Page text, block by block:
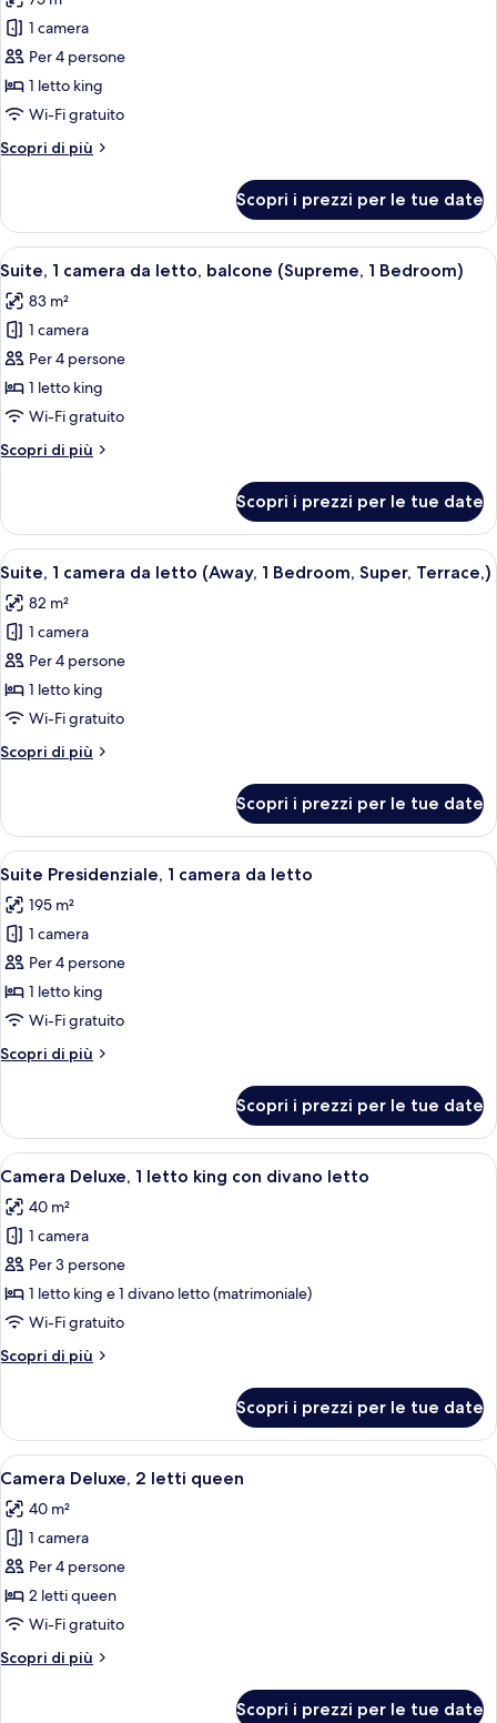
(W,
Bedroom)
le
foto
per
Suite,
1
da
Bedroom)
1 camera
Per 4 persone
1 letto king
Wi-Fi gratuito
Scopri di più
Altri
1
camera
da
(Escape
Scopri i prezzi per le tue date
Apri
tutte
le
foto
per
Suite,
1
da
(Supreme,
1
Bedroom)
Un soggiorno moderno con un
6
Suite, 1 camera da letto, balcone (Supreme, 1 Bedroom)
83 m²
1 camera
Per 4 persone
1 letto king
Wi-Fi gratuito
Scopri di più
Altri
1
camera
da
balcone
(Supreme,
Bedroom)
Scopri i prezzi per le tue date
Apri
tutte
le
foto
per
Suite,
1
da
Bedroom,
Super,
Terrace,)
Un soggiorno moderno con TV a
6
Suite, 1 camera da letto (Away, 1 Bedroom, Super, Terrace,)
82 m²
1 camera
Per 4 persone
1 letto king
Wi-Fi gratuito
Scopri di più
Altri
1
camera
da
(Away,
Super,
Terrace,)
Scopri i prezzi per le tue date
Apri
tutte
le
foto
per
Suite
Presidenziale,
camera
Un soggiorno moderno con un
6
Suite Presidenziale, 1 camera da letto
195 m²
1 camera
Per 4 persone
1 letto king
Wi-Fi gratuito
Scopri di più
Altri
Presidenziale,
camera
letto
Scopri i prezzi per le tue date
Apri
tutte
le
foto
per
Camera
Deluxe,
letto
divano
letto
Una camera d'hotel moderna con
7
Camera Deluxe, 1 letto king con divano letto
40 m²
1 camera
Per 3 persone
1 letto king e 1 divano letto (matrimoniale)
Wi-Fi gratuito
Scopri di più
Altri
Deluxe,
letto
con
divano
Scopri i prezzi per le tue date
Apri
tutte
le
foto
per
Camera
Deluxe,
letti
Camera d'albergo moderna con
7
Camera Deluxe, 2 letti queen
40 m²
1 camera
Per 4 persone
2 letti queen
Wi-Fi gratuito
Scopri di più
Altri
Scopri i prezzi per le tue date